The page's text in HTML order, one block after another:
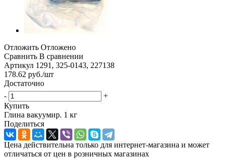
Отложить Отложено
Сравнить В сравнении
Артикул 1291, 325-0143, 227138
178.62 руб./шт
Достаточно
-
+
Купить
Глина вакуумир. 1 кг
Поделиться
Цена действительна только для интернет-магазина и может
отличаться от цен в розничных магазинах